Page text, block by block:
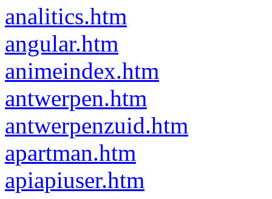
analitics.htm
angular.htm
animeindex.htm
antwerpen.htm
antwerpenzuid.htm
apartman.htm
apiapiuser.htm